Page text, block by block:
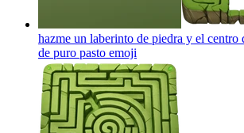
hazme un laberinto de piedra y el centro
de puro pasto emoji